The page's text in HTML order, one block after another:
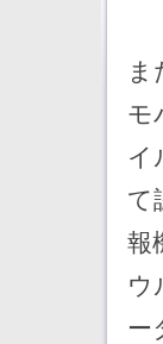
ま
モ
イ
て
報
ウ
ー